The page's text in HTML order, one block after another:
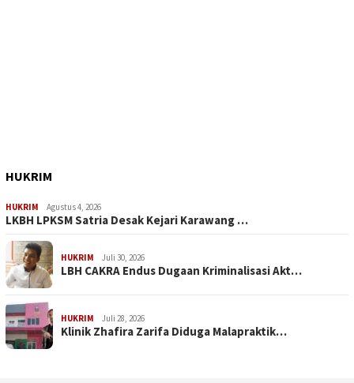
HUKRIM
HUKRIM Agustus 4, 2026
LKBH LPKSM Satria Desak Kejari Karawang …
HUKRIM Juli 30, 2026
LBH CAKRA Endus Dugaan Kriminalisasi Akt…
HUKRIM Juli 28, 2026
Klinik Zhafira Zarifa Diduga Malapraktik…